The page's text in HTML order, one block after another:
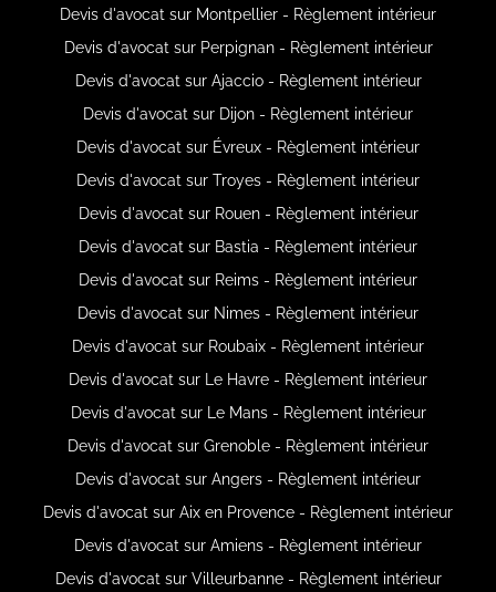
Devis d'avocat sur Montpellier - Règlement intérieur
Devis d'avocat sur Perpignan - Règlement intérieur
Devis d'avocat sur Ajaccio - Règlement intérieur
Devis d'avocat sur Dijon - Règlement intérieur
Devis d'avocat sur Évreux - Règlement intérieur
Devis d'avocat sur Troyes - Règlement intérieur
Devis d'avocat sur Rouen - Règlement intérieur
Devis d'avocat sur Bastia - Règlement intérieur
Devis d'avocat sur Reims - Règlement intérieur
Devis d'avocat sur Nimes - Règlement intérieur
Devis d'avocat sur Roubaix - Règlement intérieur
Devis d'avocat sur Le Havre - Règlement intérieur
Devis d'avocat sur Le Mans - Règlement intérieur
Devis d'avocat sur Grenoble - Règlement intérieur
Devis d'avocat sur Angers - Règlement intérieur
Devis d'avocat sur Aix en Provence - Règlement intérieur
Devis d'avocat sur Amiens - Règlement intérieur
Devis d'avocat sur Villeurbanne - Règlement intérieur